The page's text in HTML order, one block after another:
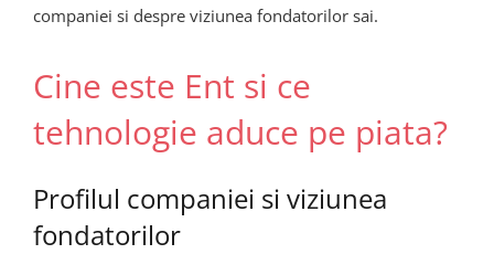
companiei si despre viziunea fondatorilor sai.
Cine este Ent si ce
tehnologie aduce pe piata?
Profilul companiei si viziunea
fondatorilor